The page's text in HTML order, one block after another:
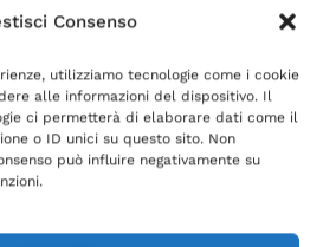
Consenso
utilizziamo tecnologie come i cookie
alle informazioni del dispositivo. Il
ci permetterà di elaborare dati come il
o ID unici su questo sito. Non
può influire negativamente su